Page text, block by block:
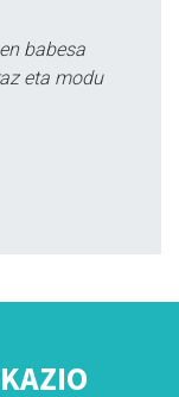
babesa
eta modu